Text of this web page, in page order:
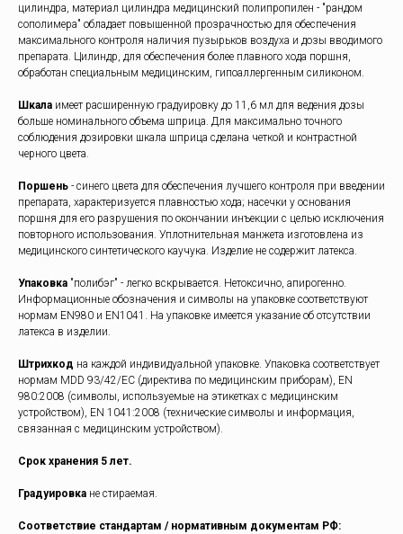
цилиндра, материал цилиндра медицинский полипропилен - "рандом
сополимера" обладает повышенной прозрачностью для обеспечения
максимального контроля наличия пузырьков воздуха и дозы вводимого
препарата. Цилиндр, для обеспечения более плавного хода поршня,
обработан специальным медицинским, гипоаллергенным силиконом.
Шкала имеет расширенную градуировку до 11,6 мл для ведения дозы
больше номинального объема шприца. Для максимально точного
соблюдения дозировки шкала шприца сделана четкой и контрастной
черного цвета.
Поршень - синего цвета для обеспечения лучшего контроля при введении
препарата, характеризуется плавностью хода; насечки у основания
поршня для его разрушения по окончании инъекции с целью исключения
повторного использования. Уплотнительная манжета изготовлена из
медицинского синтетического каучука. Изделие не содержит латекса.
Упаковка "полибэг" - легко вскрывается. Нетоксично, апирогенно.
Информационные обозначения и символы на упаковке соответствуют
нормам EN980 и EN1041. На упаковке имеется указание об отсутствии
латекса в изделии.
Штрихкод на каждой индивидуальной упаковке. Упаковка соответствует
нормам MDD 93/42/ЕС (директива по медицинским приборам), EN
980:2008 (символы, используемые на этикетках с медицинским
устройством), EN 1041:2008 (технические символы и информация,
связанная с медицинским устройством).
Срок хранения 5 лет.
Градуировка не стираемая.
Соответствие стандартам / нормативным документам РФ: